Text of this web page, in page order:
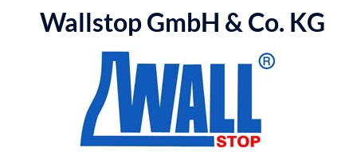
Wallstop GmbH & Co. KG